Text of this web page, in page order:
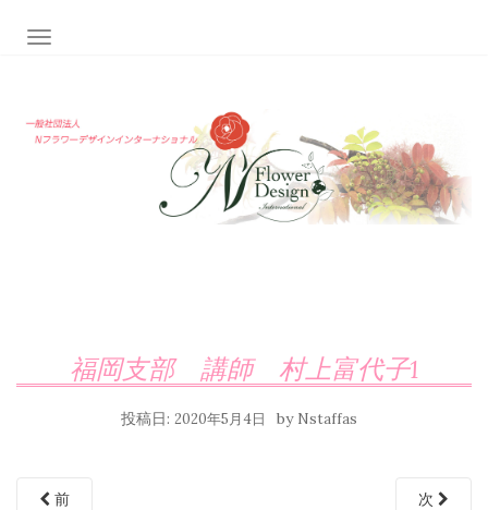
ナビゲーション切り替え
福岡支部 講師 村上富代子1
投稿日: 2020年5月4日 by Nstaffas
前 次